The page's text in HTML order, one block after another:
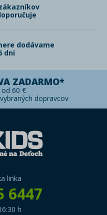
dodávame
dni
ZADARMO*
60 €
dopravcov
linka
6447
h